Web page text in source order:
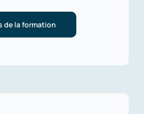
de la formation